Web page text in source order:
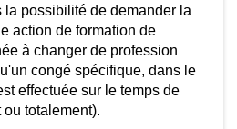
la possibilité de demander la
action de formation de
à changer de profession
congé spécifique, dans le
effectuée sur le temps de
totalement).
professionnelle
aura toujours
en charge d'une
destinée à
Ainsi qu'un
la formation est